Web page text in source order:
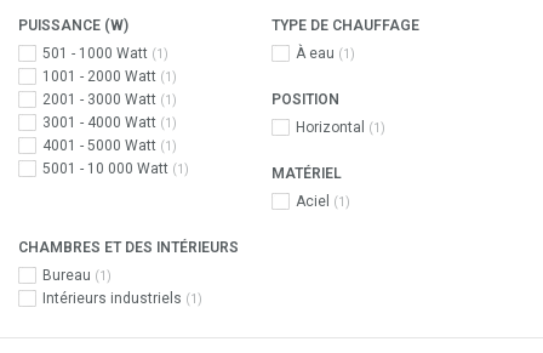
PUISSANCE (W)
501 - 1000 Watt (1)
1001 - 2000 Watt (1)
2001 - 3000 Watt (1)
3001 - 4000 Watt (1)
4001 - 5000 Watt (1)
5001 - 10 000 Watt (1)
TYPE DE CHAUFFAGE
À eau (1)
POSITION
Horizontal
(1)
MATÉRIEL
Aciel
(1)
CHAMBRES ET DES INTÉRIEURS
Bureau (1)
Intérieurs industriels (1)